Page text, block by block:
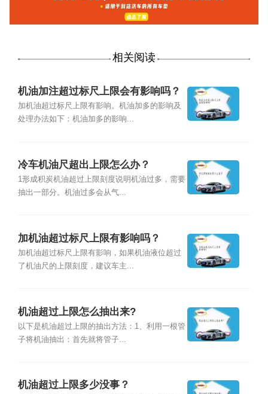
相关阅读
机油加注超过标尺上限会有影响吗？
加机油超过标尺上限有影响。机油加多的影响及
处理办法如下：机油加多的影响...
冷车机油尺超出上限怎么办？
1形成积炭机油超过上限刻度说明机油过多，需要
抽出一部分。机油过多会从气...
加机油超过标尺上限有影响吗？
加机油超过标尺上限有影响，如果机油液位超过
了机油尺的上限刻度，建议车主...
机油超过上限怎么抽出来?
以下是机油超过上限的抽出方法：1、利用一根管
子将机油抽出：首先就将管子...
机油超过上限多少没事？